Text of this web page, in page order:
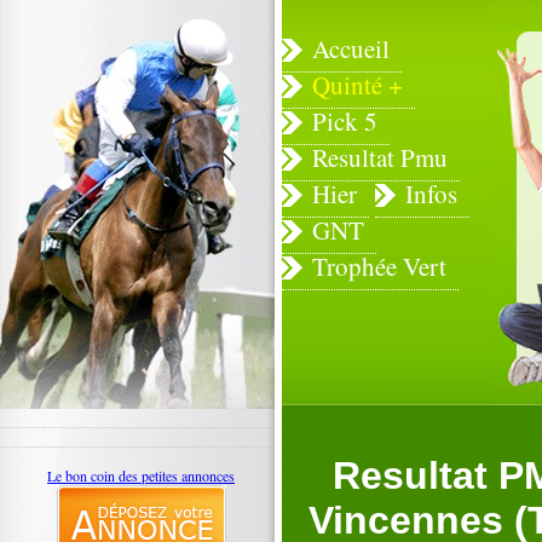
Accueil
Quinté +
Pick 5
Resultat Pmu
Hier
Infos
GNT
Trophée Vert
Resultat
Vincennes
Le bon coin des petites annonces